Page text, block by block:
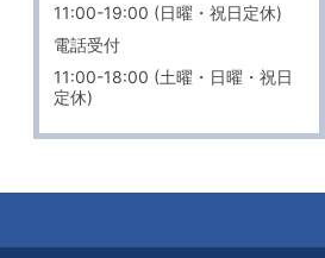
11:00-19:00 (日曜・祝日定休)
電話受付
11:00-18:00 (土曜・日曜・祝日
定休)